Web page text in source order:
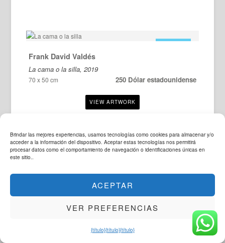
Brindar las mejores experiencias, usamos tecnologías como cookies para almacenar y/o
acceder a la información del dispositivo. Aceptar estas tecnologías nos permitirá
procesar datos como el comportamiento de navegación o identificaciones únicas en
este sitio..
ACEPTAR
VER PREFERENCIAS
{título}{título}{título}
Frank David Valdés
La cama o la silla, 2019
70 x 50 cm 250 Dólar estadounidense
¿Cuántas pirámides hay aquí??, 2018